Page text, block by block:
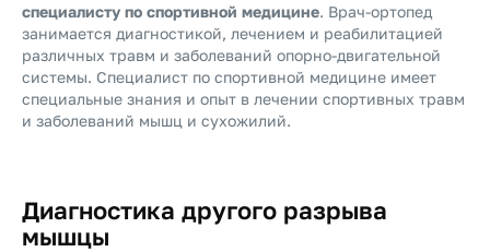
специалисту по спортивной медицине. Врач-ортопед
занимается диагностикой, лечением и реабилитацией
различных травм и заболеваний опорно-двигательной
системы. Специалист по спортивной медицине имеет
специальные знания и опыт в лечении спортивных травм
и заболеваний мышц и сухожилий.
Диагностика другого разрыва
мышцы